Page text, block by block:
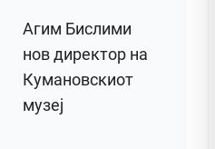
Агим Бислими
нов директор на
Кумановскиот
музеј